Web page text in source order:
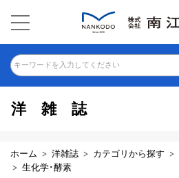
キーワードを入力してください
洋雑誌
ホーム 洋雑誌 カテゴリから探す
生化学･酵素